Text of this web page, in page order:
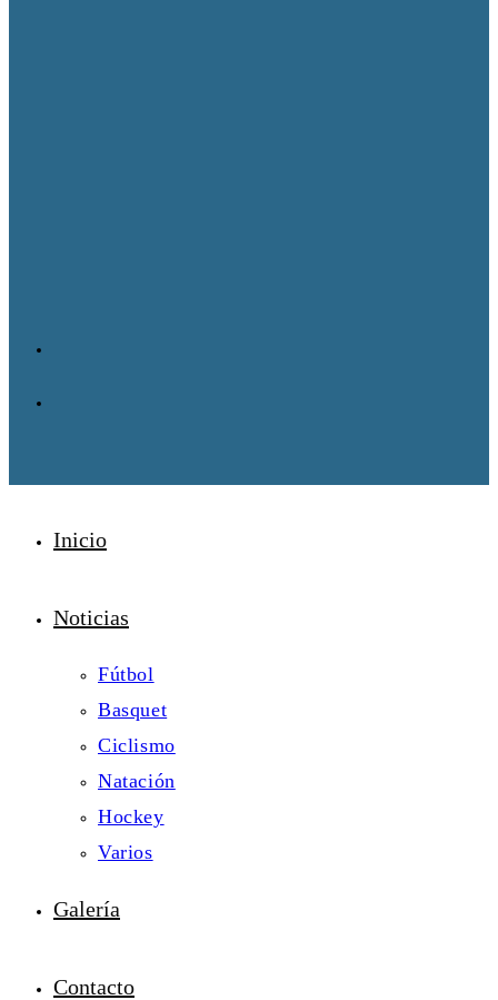
Inicio
Noticias
Fútbol
Basquet
Ciclismo
Natación
Hockey
Varios
Galería
Contacto